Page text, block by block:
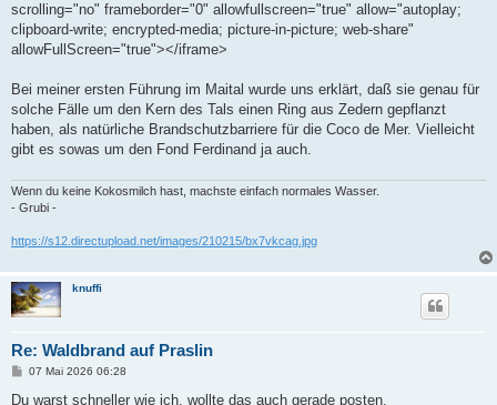
scrolling="no" frameborder="0" allowfullscreen="true" allow="autoplay;
clipboard-write; encrypted-media; picture-in-picture; web-share"
allowFullScreen="true"></iframe>
Bei meiner ersten Führung im Maital wurde uns erklärt, daß sie genau für
solche Fälle um den Kern des Tals einen Ring aus Zedern gepflanzt
haben, als natürliche Brandschutzbarriere für die Coco de Mer. Vielleicht
gibt es sowas um den Fond Ferdinand ja auch.
Wenn du keine Kokosmilch hast, machste einfach normales Wasser.
- Grubi -
https://s12.directupload.net/images/210215/bx7vkcag.jpg
knuffi
Re: Waldbrand auf Praslin
B07 Mai 2026 06:28
Du warst schneller wie ich, wollte das auch gerade posten.